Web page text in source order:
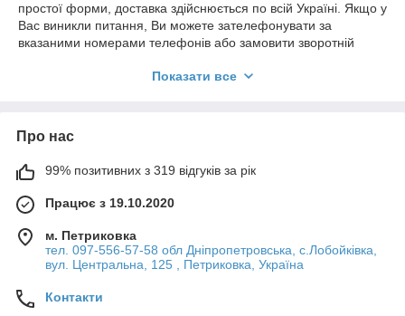
простої форми, доставка здійснюється по всій Україні. Якщо у
Вас виникли питання, Ви можете зателефонувати за
вказаними номерами телефонів або замовити зворотній
докладні консультації та допоможуть зробити правильний
Показати все
Про нас
99% позитивних з 319 відгуків за рік
Працює з 19.10.2020
м. Петриковка
тел. 097-556-57-58 обл Дніпропетровська, с.Лобойківка,
вул. Центральна, 125 , Петриковка, Україна
Контакти